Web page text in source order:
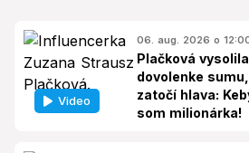
Video
06. aug. 2026 o
Plačková
dovolenke
zatočí hlava:
som milionárka!